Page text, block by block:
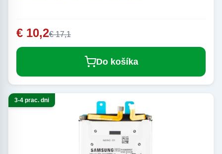
€ 10,2€ 17,1
Do košíka
3-4 prac. dni